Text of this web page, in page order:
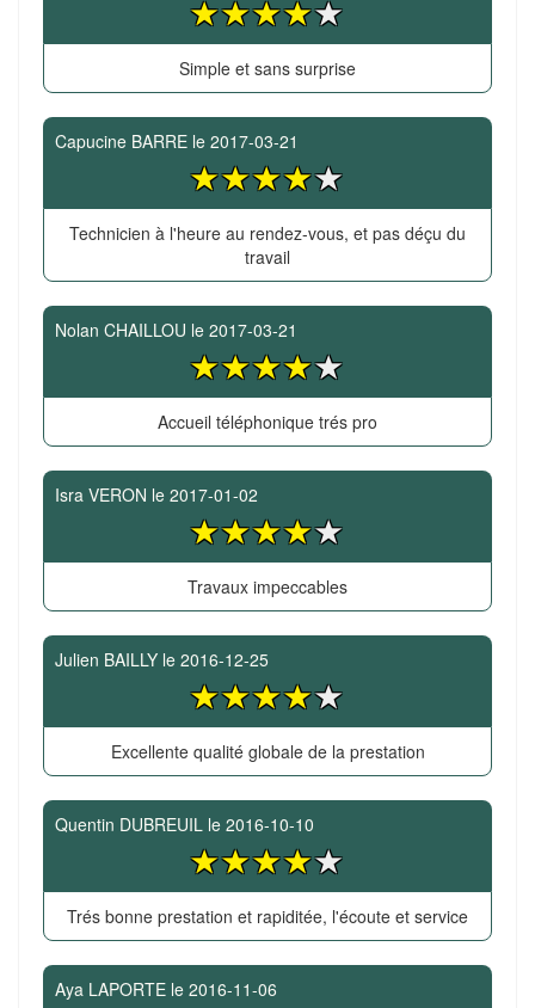
Simple et sans surprise
Capucine BARRE le 2017-03-21
Technicien à l'heure au rendez-vous, et pas déçu du
travail
Nolan CHAILLOU le 2017-03-21
Accueil téléphonique trés pro
Isra VERON le 2017-01-02
Travaux impeccables
Julien BAILLY le 2016-12-25
Excellente qualité globale de la prestation
Quentin DUBREUIL le 2016-10-10
Trés bonne prestation et rapiditée, l'écoute et service
Aya LAPORTE le 2016-11-06